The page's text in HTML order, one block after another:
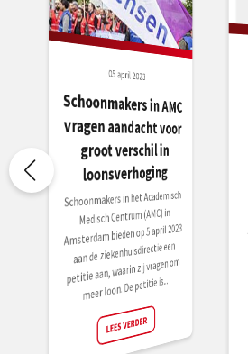
05 april 2023
Schoonmakers in AMC
vragen aandacht voor
groot verschil in
loonsverhoging
Schoonmakers in het Academisch
Medisch Centrum (AMC) in
Amsterdam bieden op 5 april 2023
aan de ziekenhuisdirectie een
petitie aan, waarin zij vragen om
meer loon. De petitie is...
LEES VERDER